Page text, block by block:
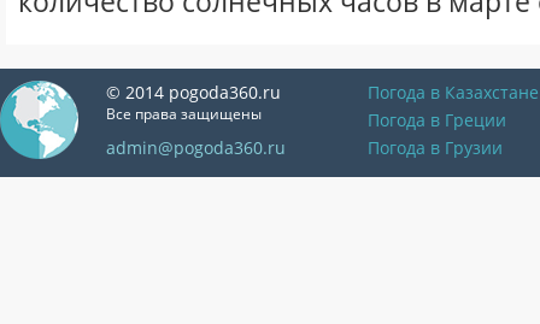
© 2014 pogoda360.ru
Все права защищены
admin@pogoda360.ru
Погода в Казахстане
Погода в Греции
Погода в Грузии